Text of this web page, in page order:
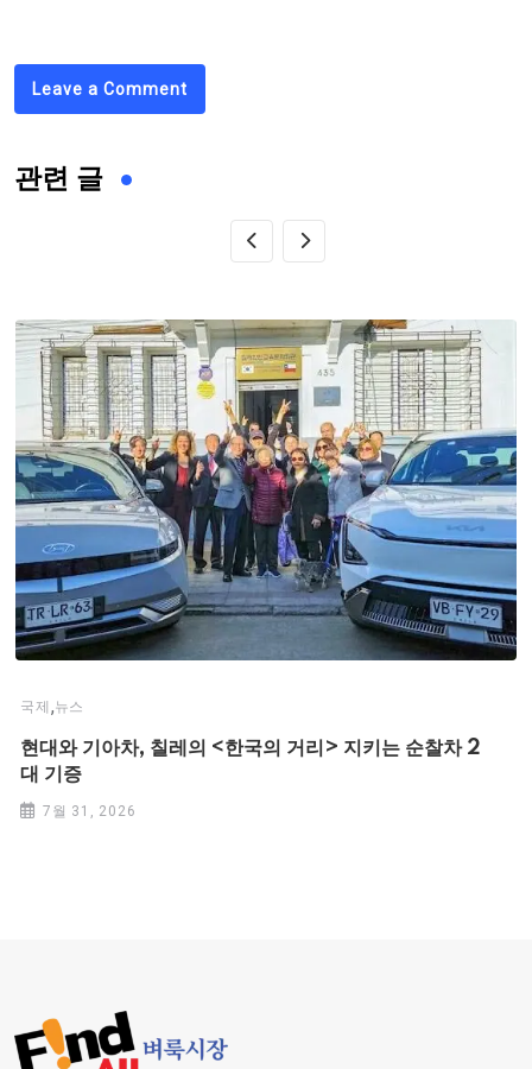
Leave a Comment
관련 글
국제 ,뉴스
현대와 기아차, 칠레의 <한국의 거리> 지키는 순찰차 2
대 기증
7월 31, 2026